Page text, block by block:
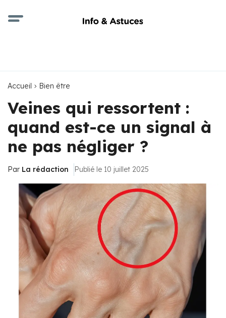
Accueil Bien être
Veines qui ressortent :
quand est-ce un signal à
ne pas négliger ?
Par La rédaction Publié le 10 juillet 2025